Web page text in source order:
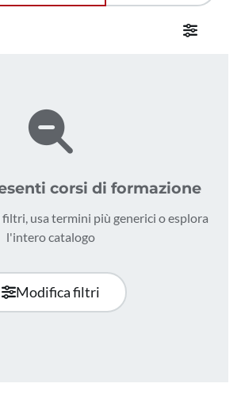
corsi di formazione
usa termini più generici o esplora
l'intero catalogo
Modifica filtri